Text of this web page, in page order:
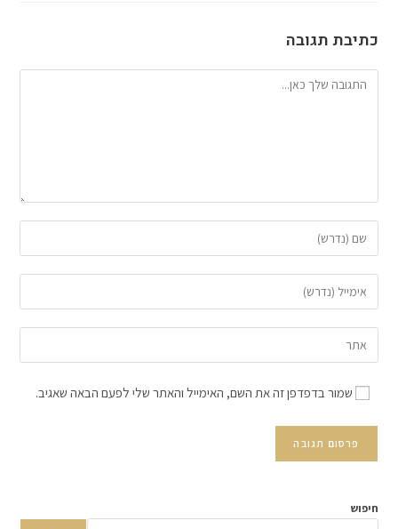
כתיבת תגובה
שמור בדפדפן זה את השם, האימייל והאתר שלי לפעם הבאה שאגיב.
חיפוש